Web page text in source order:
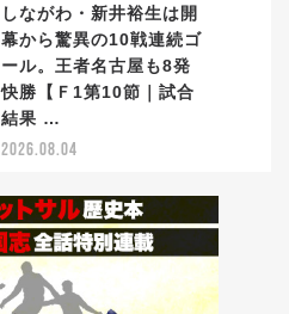
しながわ・新井裕生は開
幕から驚異の10戦連続ゴ
ール。王者名古屋も8発
快勝【Ｆ1第10節｜試合
結果 …
2026.08.04